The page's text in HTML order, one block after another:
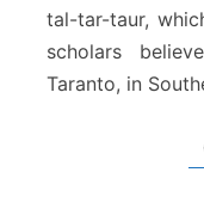
tal-tar-taur,
scholars
Taranto, in